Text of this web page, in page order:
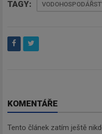
TAGY:
KOMENTÁŘE
Tento článek zatím ještě